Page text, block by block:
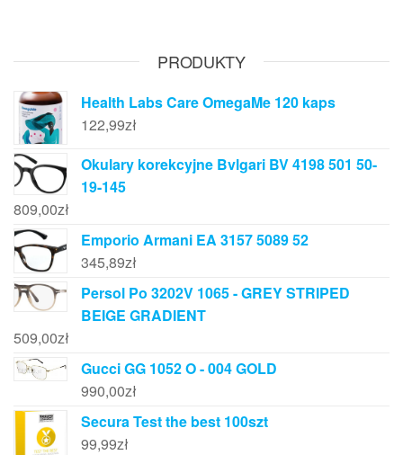
PRODUKTY
Health Labs Care OmegaMe 120 kaps
122,99zł
Okulary korekcyjne Bvlgari BV 4198 501 50-
19-145
809,00zł
Emporio Armani EA 3157 5089 52
345,89zł
Persol Po 3202V 1065 - GREY STRIPED
BEIGE GRADIENT
509,00zł
Gucci GG 1052 O - 004 GOLD
990,00zł
Secura Test the best 100szt
99,99zł